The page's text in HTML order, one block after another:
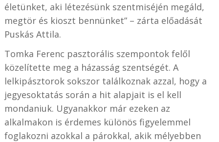
életünket, aki létezésünk szentmiséjén megáld,
megtör és kioszt bennünket” – zárta előadását
Puskás Attila.
Tomka Ferenc pasztorális szempontok felől
közelítette meg a házasság szentségét. A
lelkipásztorok sokszor találkoznak azzal, hogy a
jegyesoktatás során a hit alapjait is el kell
mondaniuk. Ugyanakkor már ezeken az
alkalmakon is érdemes különös figyelemmel
foglakozni azokkal a párokkal, akik mélyebben